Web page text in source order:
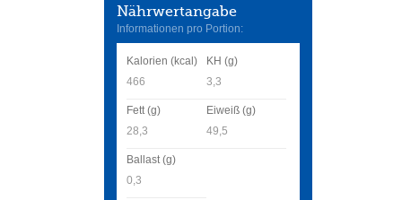
Nährwertangabe
Informationen pro Portion:
Kalorien (kcal)
466
KH (g)
3,3
Fett (g)
28,3
Eiweiß (g)
49,5
Ballast (g)
0,3